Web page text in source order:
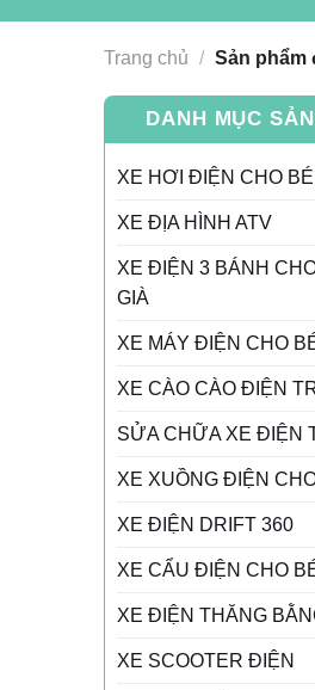
Trang chủ / Sản phẩm
DANH MỤC
XE HƠI ĐIỆN CHO BÉ
XE ĐỊA HÌNH ATV
XE ĐIỆN 3 BÁNH
GIÀ
XE MÁY ĐIỆN CHO
XE CÀO CÀO ĐIỆN
SỬA CHỮA XE ĐIỆN
XE XUỒNG ĐIỆN
XE ĐIỆN DRIFT 360
XE CẨU ĐIỆN CHO
XE ĐIỆN THĂNG
XE SCOOTER ĐIỆN